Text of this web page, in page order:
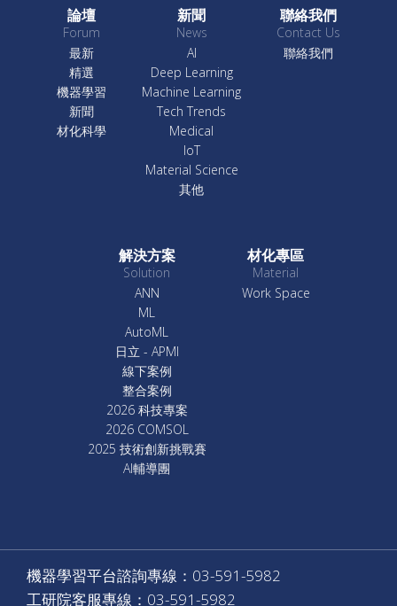
論壇
Forum
最新
精選
機器學習
新聞
材化科學
新聞
News
AI
Deep Learning
Machine Learning
Tech Trends
Medical
IoT
Material Science
其他
聯絡我們
Contact Us
聯絡我們
解決方案
Solution
ANN
ML
AutoML
日立 - APMI
線下案例
整合案例
2026 科技專案
2026 COMSOL
2025 技術創新挑戰賽
AI輔導團
材化專區
Material
Work Space
機器學習平台諮詢專線：03-591-5982
工研院客服專線：03-591-5982